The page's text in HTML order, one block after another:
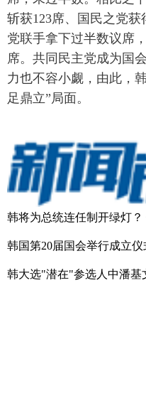
斩获123席、国民之党
党联手拿下过半数议席
席。共同民主党成为国
力也不容小觑，由此，
足鼎立”局面。
韩将为总统连任制开绿灯
韩国第20届国会举行成立
韩大选"潜在"参选人中潘基